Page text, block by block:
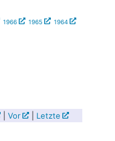
1966 1965 1964
Vor Letzte